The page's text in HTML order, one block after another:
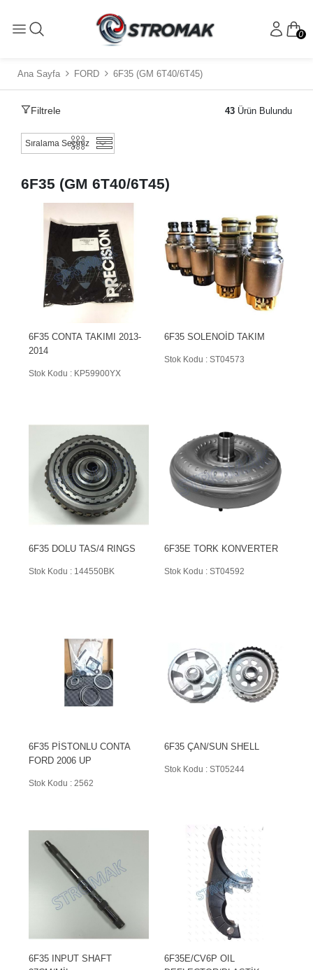
0
Ana Sayfa FORD 6F35 (GM 6T40/6T45)
Filtrele 43 Ürün Bulundu
6F35 (GM 6T40/6T45)
6F35 CONTA TAKIMI 2013-
2014
Stok Kodu : KP59900YX
6F35 SOLENOİD TAKIM
Stok Kodu : ST04573
6F35 DOLU TAS/4 RINGS
Stok Kodu : 144550BK
6F35E TORK KONVERTER
Stok Kodu : ST04592
6F35 PİSTONLU CONTA
FORD 2006 UP
Stok Kodu : 2562
6F35 ÇAN/SUN SHELL
Stok Kodu : ST05244
6F35 INPUT SHAFT
6F35E/CV6P OIL